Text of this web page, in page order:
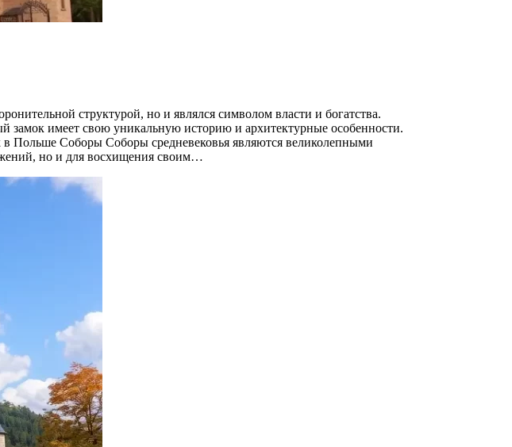
структурой, но и являлся символом власти и богатства.
имеет свою уникальную историю и архитектурные особенности.
Соборы Соборы средневековья являются великолепными
но и для восхищения своим…